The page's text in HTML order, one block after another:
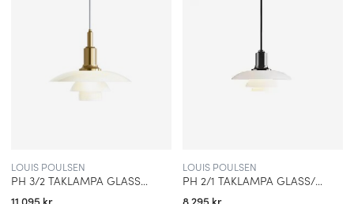
LOUIS POULSEN
PH 3/2 TAKLAMPA GLASS/METALISED BRASS
LOUIS POULSEN
PH 2/1 TAKLAMPA GLASS/BLACK METALISED